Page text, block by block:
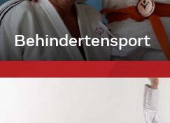
Behindertensport